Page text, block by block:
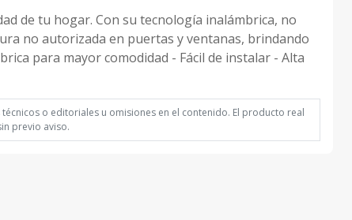
de tu hogar. Con su tecnología inalámbrica, no
no autorizada en puertas y ventanas, brindando
para mayor comodidad - Fácil de instalar - Alta
o editoriales u omisiones en el contenido. El producto real
previo aviso.